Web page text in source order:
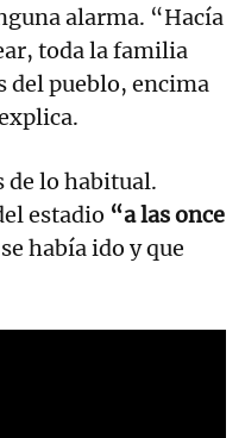
alarma. “Hacía
toda la familia
del pueblo, encima
de lo habitual.
estadio “a las once
había ido y que